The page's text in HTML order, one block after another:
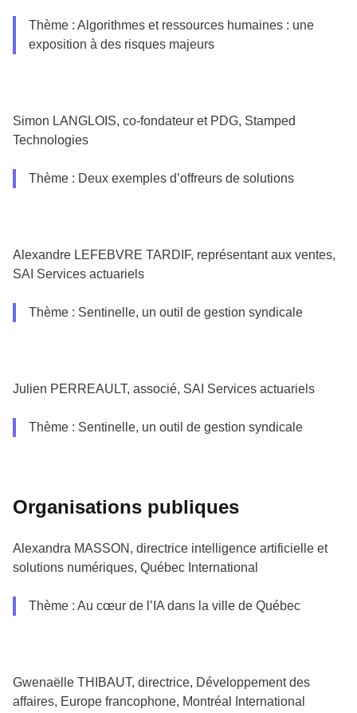
Thème : Algorithmes et ressources humaines : une
exposition à des risques majeurs
Simon LANGLOIS, co-fondateur et PDG, Stamped
Technologies
Thème : Deux exemples d’offreurs de solutions
Alexandre LEFEBVRE TARDIF, représentant aux ventes,
SAI Services actuariels
Thème : Sentinelle, un outil de gestion syndicale
Julien PERREAULT, associé, SAI Services actuariels
Thème : Sentinelle, un outil de gestion syndicale
Organisations publiques
Alexandra MASSON, directrice intelligence artificielle et
solutions numériques, Québec International
Thème : Au cœur de l’IA dans la ville de Québec
Gwenaëlle THIBAUT, directrice, Développement des
affaires, Europe francophone, Montréal International